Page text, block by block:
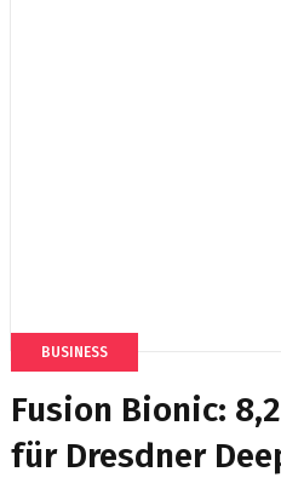
BUSINESS
Fusion Bionic:
für Dresdner